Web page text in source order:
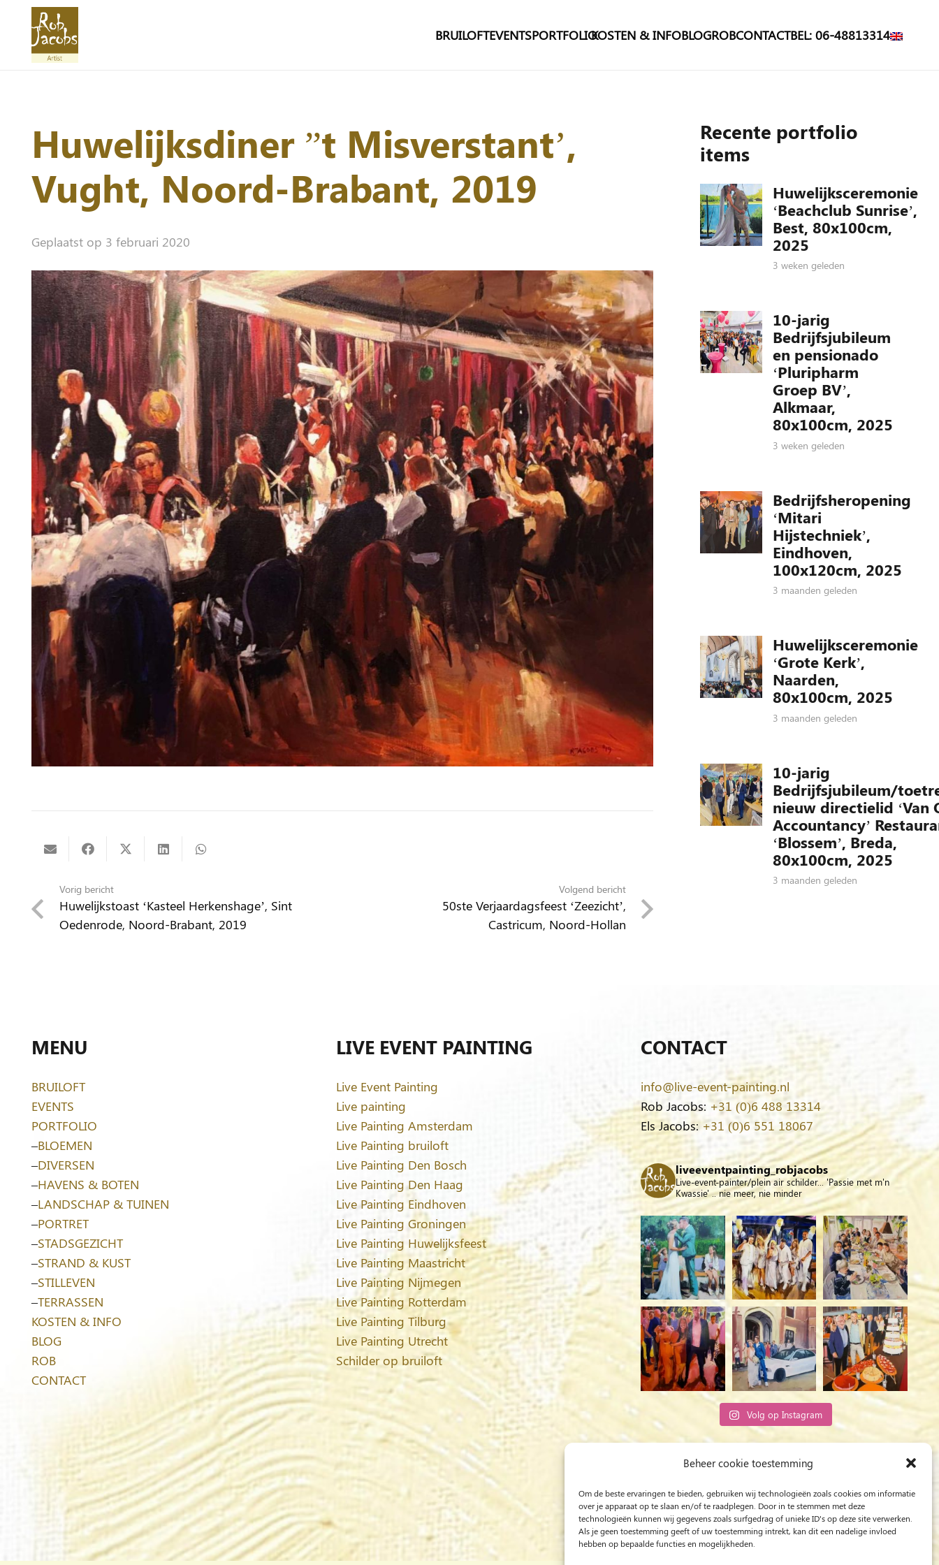
Beheer cookie toestemming
Om de beste ervaringen te bieden, gebruiken wij technologieën zoals cookies om informatie
over je apparaat op te slaan en/of te raadplegen. Door in te stemmen met deze
technologieën kunnen wij gegevens zoals surfgedrag of unieke ID's op deze site verwerken.
Als je geen toestemming geeft of uw toestemming intrekt, kan dit een nadelige invloed
hebben op bepaalde functies en mogelijkheden.
BRUILOFTEVENTSPORTFOLIOKOSTEN & INFOBLOGROBCONTACTBEL: 06-48813314
Huwelijksdiner ”t Misverstant’,
Vught, Noord-Brabant, 2019
Geplaatst op 3 februari 2020
Vorig bericht
Huwelijkstoast ‘Kasteel Herkenshage’, Sint
Oedenrode, Noord-Brabant, 2019
Volgend bericht
50ste Verjaardagsfeest ‘Zeezicht’,
Castricum, Noord-Hollan
Recente portfolio
items
Huwelijksceremonie
‘Beachclub Sunrise’,
Best, 80x100cm,
2025
3 weken geleden
10-jarig
Bedrijfsjubileum
en pensionado
‘Pluripharm
Groep BV’,
Alkmaar,
80x100cm, 2025
3 weken geleden
Bedrijfsheropening
‘Mitari
Hijstechniek’,
Eindhoven,
100x120cm, 2025
3 maanden geleden
Huwelijksceremonie
‘Grote Kerk’,
Naarden,
80x100cm, 2025
3 maanden geleden
10-jarig
Bedrijfsjubileum/
nieuw directielid ‘Van
Accountancy’
‘Blossem’, Breda,
80x100cm, 2025
3 maanden geleden
MENU
BRUILOFT
EVENTS
PORTFOLIO
–BLOEMEN
–DIVERSEN
–HAVENS & BOTEN
–LANDSCHAP & TUINEN
–PORTRET
–STADSGEZICHT
–STRAND & KUST
–STILLEVEN
–TERRASSEN
KOSTEN & INFO
BLOG
ROB
CONTACT
LIVE EVENT PAINTING
Live Event Painting
Live painting
Live Painting Amsterdam
Live Painting bruiloft
Live Painting Den Bosch
Live Painting Den Haag
Live Painting Eindhoven
Live Painting Groningen
Live Painting Huwelijksfeest
Live Painting Maastricht
Live Painting Nijmegen
Live Painting Rotterdam
Live Painting Tilburg
Live Painting Utrecht
Schilder op bruiloft
CONTACT
info@live-event-painting.nl
Rob Jacobs: +31 (0)6 488 13314
Els Jacobs:+31 (0)6 551 18067
liveeventpainting_robjacobs
Live-event-painter/plein air schilder... 'Passie met m'n
Kwassie' .. nie meer, nie minder
Volg op Instagram
Rob Jacobs uit ’s-Hertogenbosch is een ‘Plein
bewogen door Licht en Liefde.